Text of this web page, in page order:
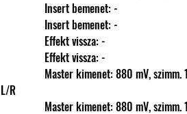
                Insert bemenet: -
                Insert bemenet: -
                Effekt vissza: -
                Effekt vissza: -
L/R